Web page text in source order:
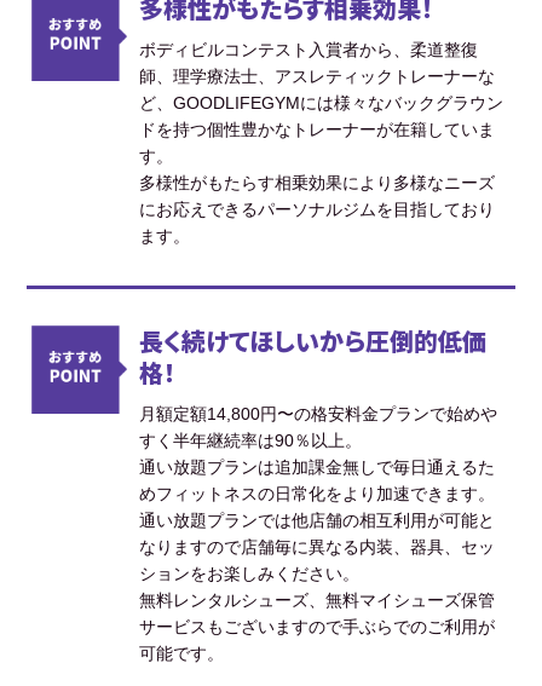
多様性がもたらす相乗効果！
ボディビルコンテスト入賞者から、柔道整復
師、理学療法士、アスレティックトレーナーな
ど、GOODLIFEGYMには様々なバックグラウン
ドを持つ個性豊かなトレーナーが在籍していま
す。
多様性がもたらす相乗効果により多様なニーズ
にお応えできるパーソナルジムを目指しており
ます。
長く続けてほしいから圧倒的低価
格！
月額定額14,800円〜の格安料金プランで始めや
すく半年継続率は90％以上。
通い放題プランは追加課金無しで毎日通えるた
めフィットネスの日常化をより加速できます。
通い放題プランでは他店舗の相互利用が可能と
なりますので店舗毎に異なる内装、器具、セッ
ションをお楽しみください。
無料レンタルシューズ、無料マイシューズ保管
サービスもございますので手ぶらでのご利用が
可能です。